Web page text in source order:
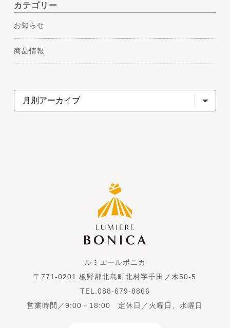
カテゴリー
お知らせ
商品情報
ルミエールボニカ
〒771-0201 板野郡北島町北村字千田ノ木50-5
TEL.088-679-8866
営業時間／9:00－18:00 定休日／火曜日、水曜日